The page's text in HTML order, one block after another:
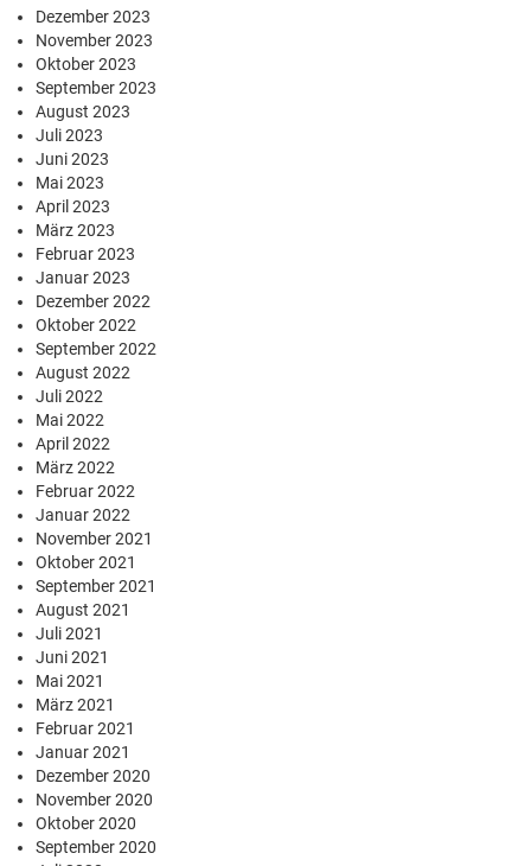
Dezember 2023
November 2023
Oktober 2023
September 2023
August 2023
Juli 2023
Juni 2023
Mai 2023
April 2023
März 2023
Februar 2023
Januar 2023
Dezember 2022
Oktober 2022
September 2022
August 2022
Juli 2022
Mai 2022
April 2022
März 2022
Februar 2022
Januar 2022
November 2021
Oktober 2021
September 2021
August 2021
Juli 2021
Juni 2021
Mai 2021
März 2021
Februar 2021
Januar 2021
Dezember 2020
November 2020
Oktober 2020
September 2020